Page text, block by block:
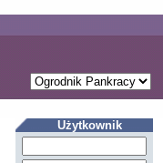
Użytkownik